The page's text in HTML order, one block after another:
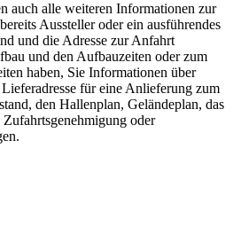
auch alle weiteren Informationen zur
Aussteller oder ein ausführendes
und die Adresse zur Anfahrt
und den Aufbauzeiten oder zum
haben, Sie Informationen über
für eine Anlieferung zum
den Hallenplan, Geländeplan, das
oder